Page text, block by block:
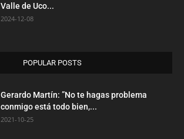
Valle de Uco...
2024-12-08
POPULAR POSTS
Gerardo Martín: ”No te hagas problema
conmigo está todo bien,...
2021-10-25